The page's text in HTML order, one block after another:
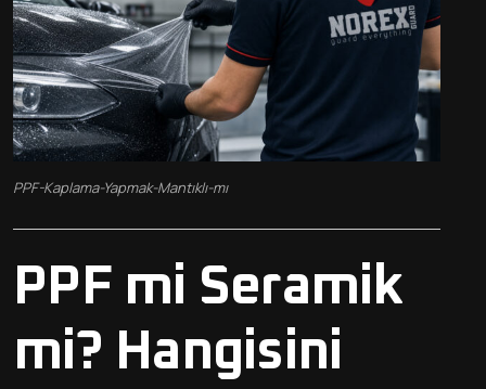
PPF-Kaplama-Yapmak-Mantıklı-mı
PPF mi Seramik
mi? Hangisini